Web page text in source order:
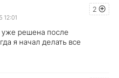
2
12:01
решена после
я начал делать все